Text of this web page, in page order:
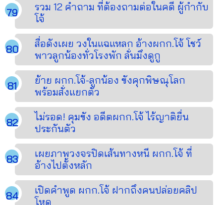
รวม 12 คำถาม ที่ต้องถามต่อในคดี ผู้กำกับ
โจ้
สื่อดังเผย วงในแฉแหลก อ้างผกก.โจ้ โชว์
พาวลูกน้องทั่วโรงพัก ลั่นมึงดูกู
ย้าย ผกก.โจ้-ลูกน้อง ขังคุกพิษณุโลก
พร้อมสั่งแยกตัว
ไม่รอด! คุมขัง อดีตผกก.โจ้ ไร้ญาติยื่น
ประกันตัว
เผยภาพวงจรปิดเส้นทางหนี ผกก.โจ้ ที่
อ้างไปตั้งหลัก
เปิดคำพูด ผกก.โจ้ ฝากถึงคนปล่อยคลิป
โหด